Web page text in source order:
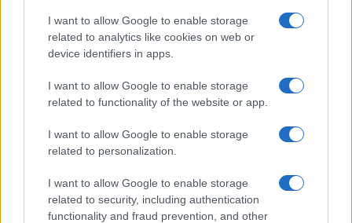
I want to allow Google to enable storage
related to analytics like cookies on web or
device identifiers in apps.
I want to allow Google to enable storage
related to functionality of the website or app.
I want to allow Google to enable storage
related to personalization.
I want to allow Google to enable storage
related to security, including authentication
functionality and fraud prevention, and other
Ariana Grande debutta al primo posto con Petal e
Letizia Fontana · 8 Ago 2026